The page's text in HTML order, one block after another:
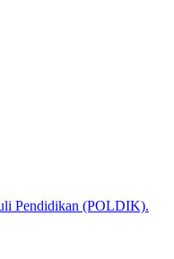
Pendidikan (POLDIK).